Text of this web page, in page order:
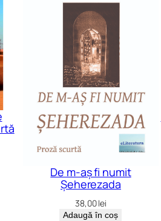
De m-aș fi numit
Șeherezada
38,00lei
Adaugă în coș